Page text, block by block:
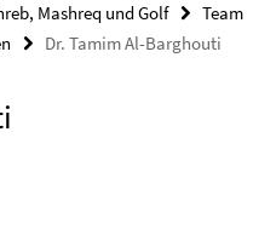
Mashreq und Golf
Team
Dr. Tamim Al-Barghouti